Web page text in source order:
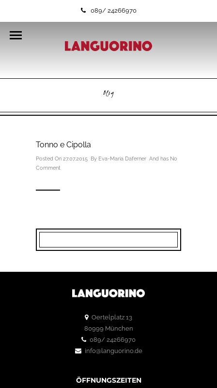
089/ 24266970
Blog
Tonno e Cipolla
Posted On 27.07.2015 By Eva-Maria Daferner And has No
Comment
Oertelplatz 13
80999 München
089/ 24266970
info@languorino.de
ÖFFNUNGSZEITEN